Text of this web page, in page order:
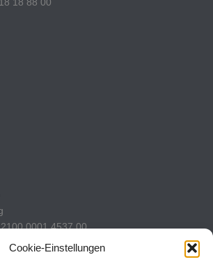
Cookie-Einstellungen
18 88 00
0001 4537 00